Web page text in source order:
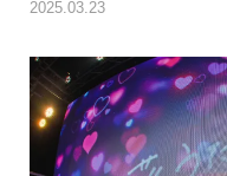
2025.03.23